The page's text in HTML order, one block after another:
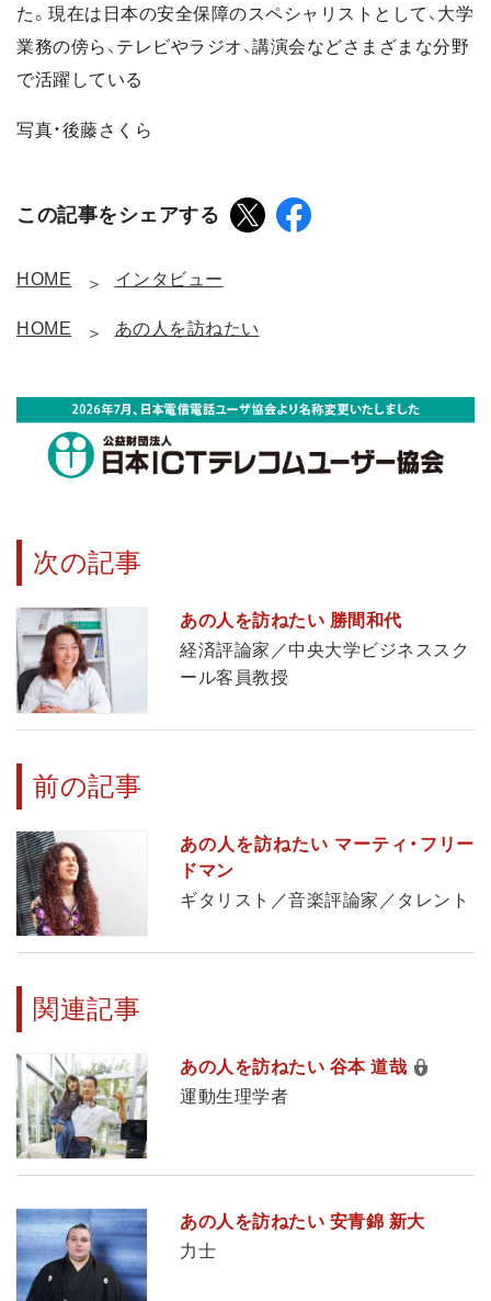
た。現在は日本の安全保障のスペシャリストとして、大学
業務の傍ら、テレビやラジオ、講演会などさまざまな分野
で活躍している
写真・後藤さくら
この記事をシェアする
HOME インタビュー
HOME あの人を訪ねたい
次の記事
あの人を訪ねたい 勝間和代
経済評論家／中央大学ビジネススク
ール客員教授
前の記事
あの人を訪ねたい マーティ・フリー
ドマン
ギタリスト／音楽評論家／タレント
関連記事
あの人を訪ねたい 谷本 道哉
運動生理学者
あの人を訪ねたい 安青錦 新大
力士